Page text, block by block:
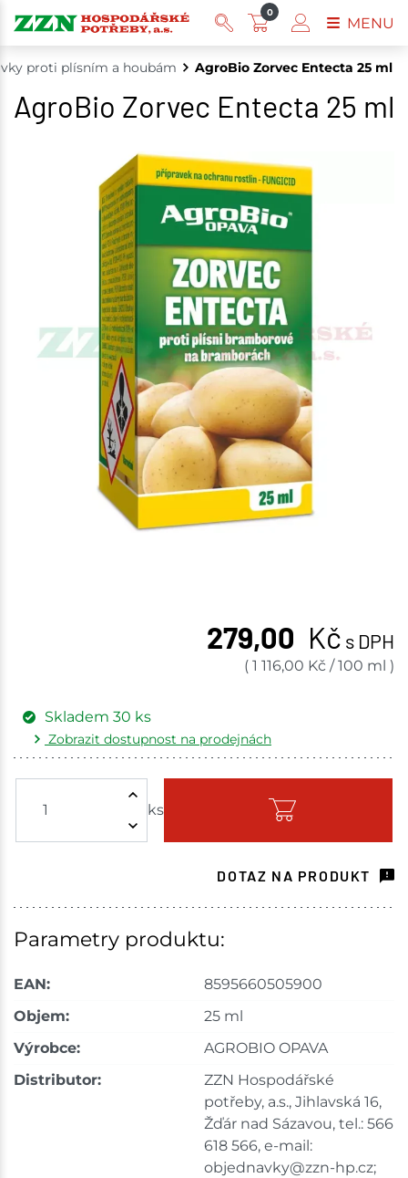
proti plísním a houbám AgroBio Zorvec Entecta 25 ml
AgroBio Zorvec Entecta 25 ml
279,00 Kč s DPH
( 1 116,00 Kč /100 ml )
ks
Skladem 30 ks
Zobrazit dostupnost na prodejnách
Skladem - ihned k odeslání
Tišnov 17 ks
Velká Bíteš
Skladem na prodejně - doručení do 7 dnů
Skladové množství na prodejnách je pouze orientační.
Ceny na prodejnách se mohou lišit od cen na e-
DOTAZ NA PRODUKT
Parametry produktu:
EAN:
8595660505900
Objem:
25 ml
Výrobce:
AGROBIO OPAVA
Distributor:
ZZN Hospodářské
potřeby, a.s., Jihlavská 16,
Žďár nad Sázavou, tel.: 566
618 566, e-mail:
objednavky@zzn-hp.cz;
0
MENU